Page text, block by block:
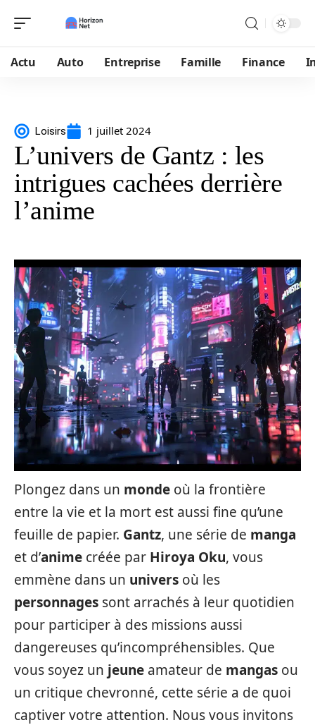
Actu Auto Entreprise Famille Finance
Loisirs 1 juillet 2024
L’univers de Gantz : les
intrigues cachées derrière
l’anime
Plongez dans un monde où la frontière
entre la vie et la mort est aussi fine qu’une
feuille de papier. Gantz, une série de manga
et d’anime créée par Hiroya Oku, vous
emmène dans un univers où les
personnages sont arrachés à leur quotidien
pour participer à des missions aussi
dangereuses qu’incompréhensibles. Que
vous soyez un jeune amateur de mangas ou
un critique chevronné, cette série a de quoi
captiver votre attention. Nous vous invitons